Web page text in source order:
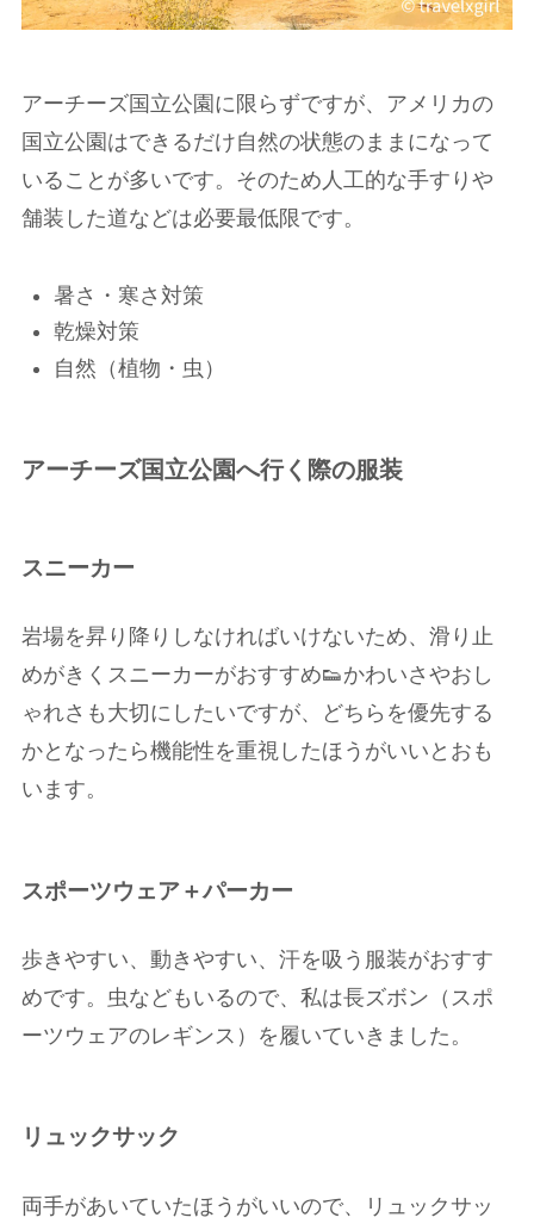
アーチーズ国立公園に限らずですが、アメリカの
国立公園はできるだけ自然の状態のままになって
いることが多いです。そのため人工的な手すりや
舗装した道などは必要最低限です。
暑さ・寒さ対策
乾燥対策
自然（植物・虫）
アーチーズ国立公園へ行く際の服装
スニーカー
岩場を昇り降りしなければいけないため、滑り止
めがきくスニーカーがおすすめ👟かわいさやおし
ゃれさも大切にしたいですが、どちらを優先する
かとなったら機能性を重視したほうがいいとおも
います。
スポーツウェア＋パーカー
歩きやすい、動きやすい、汗を吸う服装がおすす
めです。虫などもいるので、私は長ズボン（スポ
ーツウェアのレギンス）を履いていきました。
リュックサック
両手があいていたほうがいいので、リュックサッ